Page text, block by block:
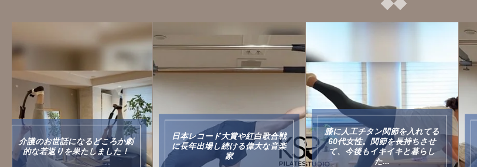
介護のお世話になるどころか劇
的な若返りを果たしました！
日本レコード大賞や紅白歌合戦
に長年出場し続ける偉大な音楽
家
膝に人工チタン関節を入れてる
60代女性。関節を長持ちさせ
て、今後もイキイキと暮らし
た...